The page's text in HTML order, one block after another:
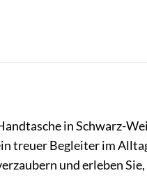
in Schwarz-
treuer Begleiter im
und erleben